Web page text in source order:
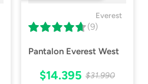
Everest
(9)
Pantalon Everest West
$14.395 $31.990